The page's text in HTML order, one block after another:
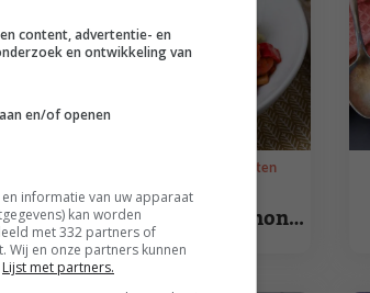
Puree met
kastanjechampignons,
tomaat en tijm
Hoofdgerecht recepten
content, advertentie- en
en ontwikkeling van
en/of openen
informatie van uw apparaat
kan worden
met 332 partners of
en onze partners kunnen
Lijst met partners.